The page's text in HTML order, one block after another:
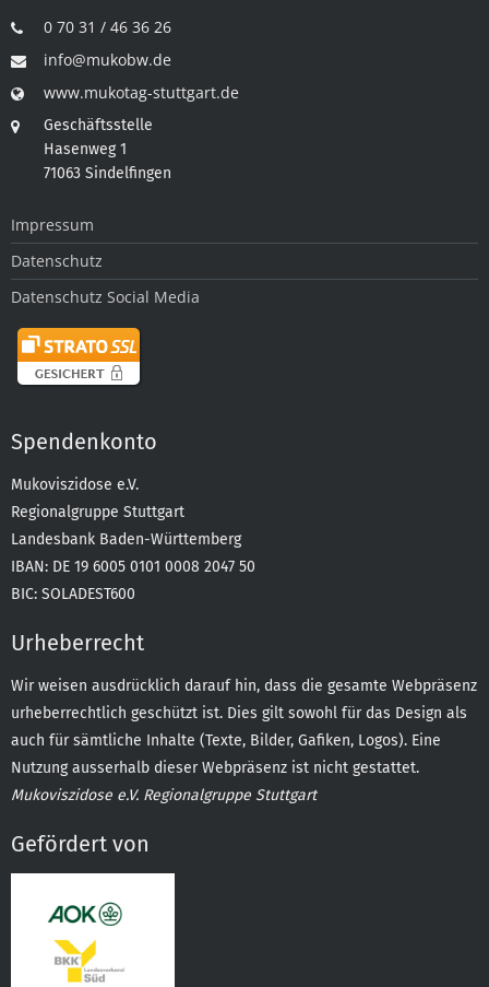
0 70 31 / 46 36 26
info@mukobw.de
www.mukotag-stuttgart.de
Geschäftsstelle
Hasenweg 1
71063 Sindelfingen
Impressum
Datenschutz
Datenschutz Social Media
Spendenkonto
Mukoviszidose e.V.
Regionalgruppe Stuttgart
Landesbank Baden-Württemberg
IBAN: DE 19 6005 0101 0008 2047 50
BIC: SOLADEST600
Urheberrecht
Wir weisen ausdrücklich darauf hin, dass die gesamte Webpräsenz
urheberrechtlich geschützt ist. Dies gilt sowohl für das Design als
auch für sämtliche Inhalte (Texte, Bilder, Gafiken, Logos). Eine
Nutzung ausserhalb dieser Webpräsenz ist nicht gestattet.
Mukoviszidose e.V. Regionalgruppe Stuttgart
Gefördert von